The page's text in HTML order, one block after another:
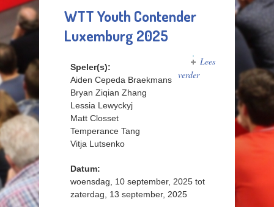
WTT Youth Contender
Luxemburg 2025
Speler(s):
Aiden Cepeda Braekmans
Bryan Ziqian Zhang
Lessia Lewyckyj
Matt Closset
Temperance Tang
Vitja Lutsenko
Datum:
woensdag, 10 september, 2025 tot
zaterdag, 13 september, 2025
Lees
verderover WTT
Luxemburg